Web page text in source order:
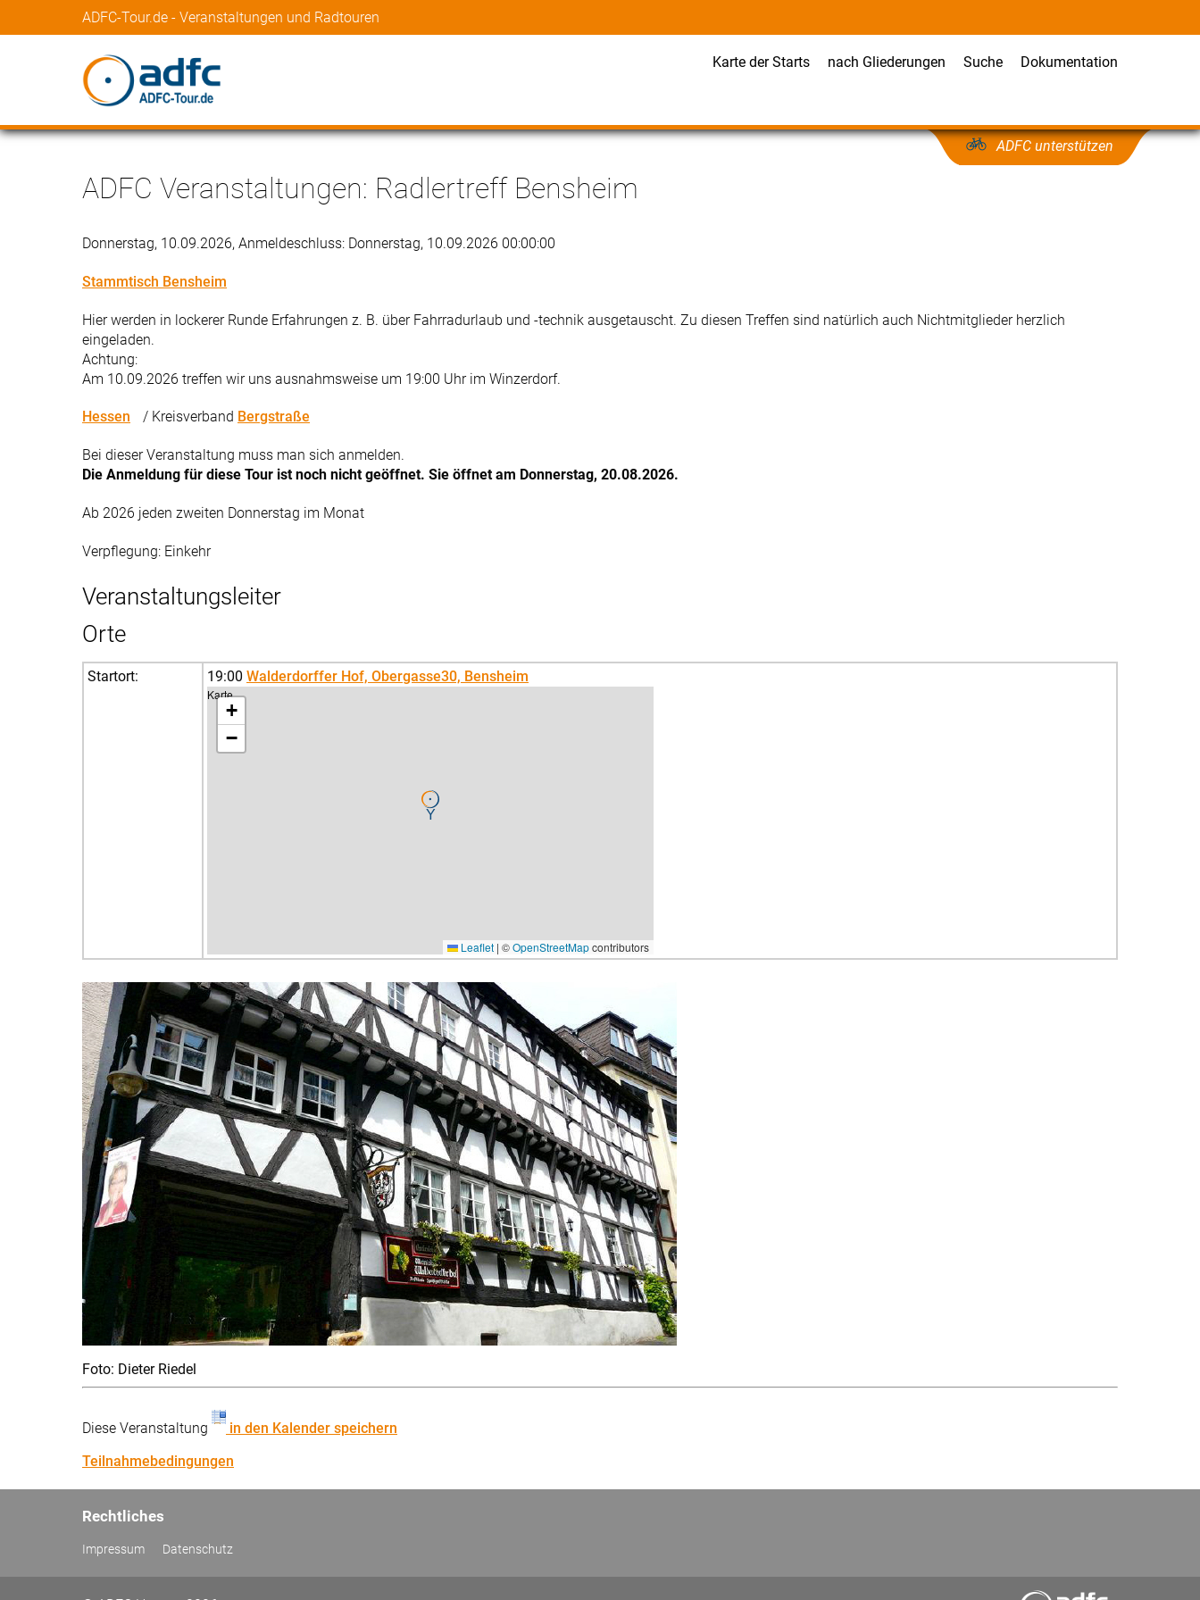
ADFC-Tour.de - Veranstaltungen und Radtouren
Karte der Starts nach Gliederungen Suche Dokumentation
ADFC unterstützen
ADFC Veranstaltungen: Radlertreff Bensheim
Donnerstag, 10.09.2026, Anmeldeschluss: Donnerstag, 10.09.2026 00:00:00
Stammtisch Bensheim
Hier werden in lockerer Runde Erfahrungen z. B. über Fahrradurlaub und -technik ausgetauscht. Zu diesen Treffen sind natürlich auch Nichtmitglieder herzlich
eingeladen.
Achtung:
Am 10.09.2026 treffen wir uns ausnahmsweise um 19:00 Uhr im Winzerdorf.
Hessen / Kreisverband Bergstraße
Bei dieser Veranstaltung muss man sich anmelden.
Die Anmeldung für diese Tour ist noch nicht geöffnet. Sie öffnet am Donnerstag, 20.08.2026.
Ab 2026 jeden zweiten Donnerstag im Monat
Verpflegung: Einkehr
Veranstaltungsleiter
Orte
Startort: 19:00 Walderdorffer Hof, Obergasse30, Bensheim
Karte
+
−
Leaflet | ©OpenStreetMapcontributors
Foto: Dieter Riedel
Diese Veranstaltung
in den Kalender speichern
Teilnahmebedingungen
Rechtliches
Impressum Datenschutz